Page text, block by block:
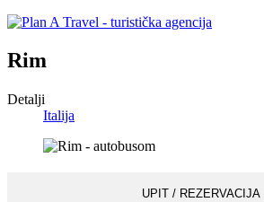
Rim
Detalji
Italija
UPIT / REZERVACIJA